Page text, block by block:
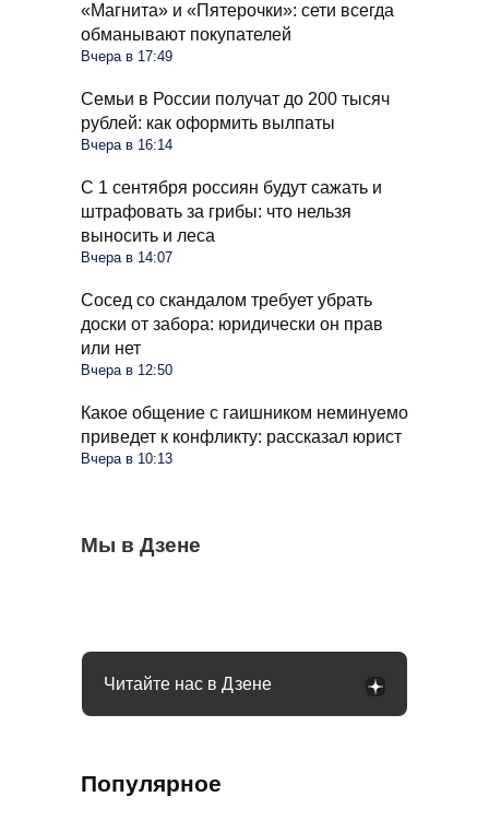
«Магнита» и «Пятерочки»: сети всегда
обманывают покупателей
Вчера в 17:49
Семьи в России получат до 200 тысяч
рублей: как оформить вылпаты
Вчера в 16:14
С 1 сентября россиян будут сажать и
штрафовать за грибы: что нельзя
выносить и леса
Вчера в 14:07
Сосед со скандалом требует убрать
доски от забора: юридически он прав
или нет
Вчера в 12:50
Какое общение с гаишником неминуемо
приведет к конфликту: рассказал юрист
Вчера в 10:13
Мы в Дзене
К столикам в вагонах больше не пустят: в
РЖД приняли решение
Что изменится в жизни россиян с
Муравьев и след простынет через 4 дня:
Читайте нас в Дзене
Популярное